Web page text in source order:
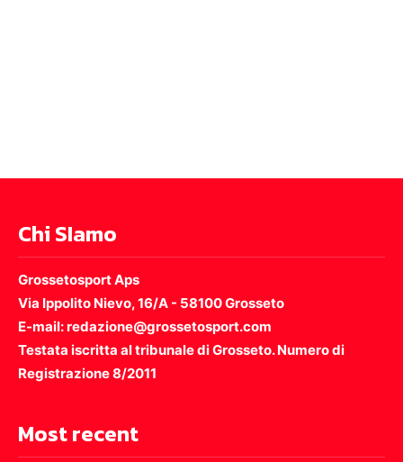
Chi SIamo
Grossetosport Aps
Via Ippolito Nievo, 16/A - 58100 Grosseto
E-mail: redazione@grossetosport.com
Testata iscritta al tribunale di Grosseto. Numero di
Registrazione 8/2011
Most recent